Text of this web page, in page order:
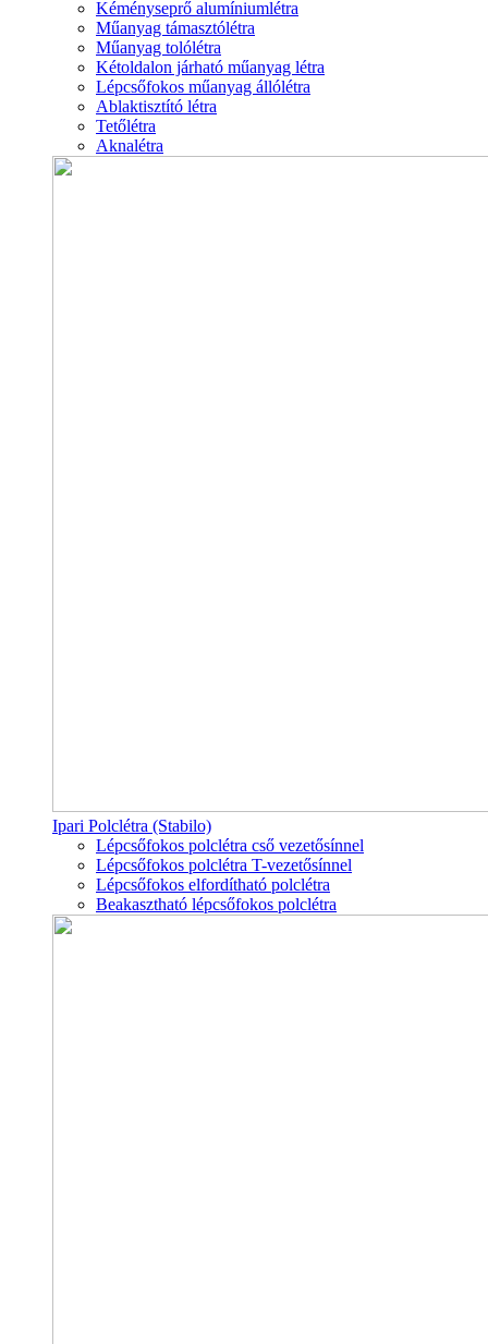
Kéményseprő alumíniumlétra
Műanyag támasztólétra
Műanyag tolólétra
Kétoldalon járható műanyag létra
Lépcsőfokos műanyag állólétra
Ablaktisztító létra
Tetőlétra
Aknalétra
Ipari Polclétra (Stabilo)
Lépcsőfokos polclétra cső vezetősínnel
Lépcsőfokos polclétra T-vezetősínnel
Lépcsőfokos elfordítható polclétra
Beakasztható lépcsőfokos polclétra